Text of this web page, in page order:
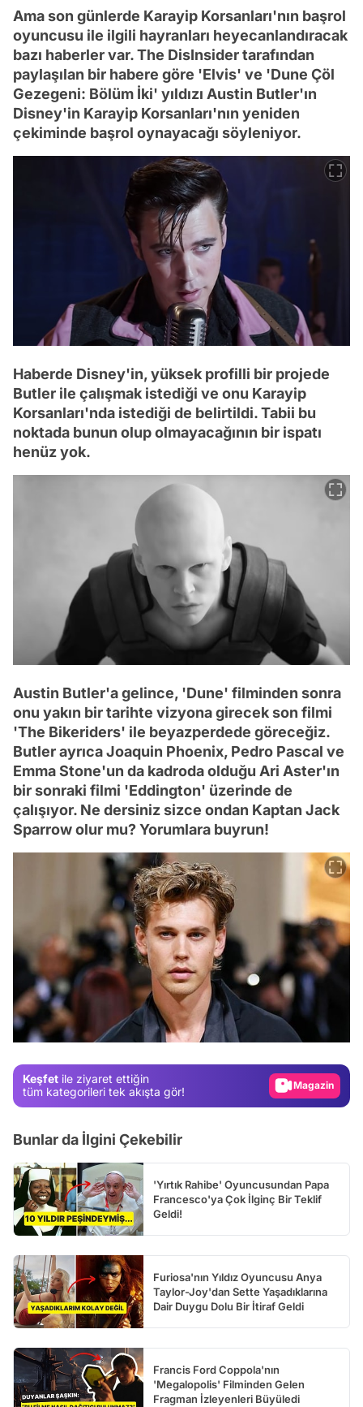
Ama son günlerde Karayip Korsanları'nın başrol
oyuncusu ile ilgili hayranları heyecanlandıracak
bazı haberler var. The DisInsider tarafından
paylaşılan bir habere göre 'Elvis' ve 'Dune Çöl
Gezegeni: Bölüm İki' yıldızı Austin Butler'ın
Disney'in Karayip Korsanları'nın yeniden
çekiminde başrol oynayacağı söyleniyor.
Haberde Disney'in, yüksek profilli bir projede
Butler ile çalışmak istediği ve onu Karayip
Korsanları'nda istediği de belirtildi. Tabii bu
noktada bunun olup olmayacağının bir ispatı
henüz yok.
Austin Butler'a gelince, 'Dune' filminden sonra
onu yakın bir tarihte vizyona girecek son filmi
'The Bikeriders' ile beyazperdede göreceğiz.
Butler ayrıca Joaquin Phoenix, Pedro Pascal ve
Emma Stone'un da kadroda olduğu Ari Aster'ın
bir sonraki filmi 'Eddington' üzerinde de
çalışıyor. Ne dersiniz sizce ondan Kaptan Jack
Sparrow olur mu? Yorumlara buyrun!
Keşfet ile ziyaret ettiğin
tüm kategorileri tek akışta gör!
Magazin
Bunlar da İlgini Çekebilir
'Yırtık Rahibe' Oyuncusundan Papa
Francesco'ya Çok İlginç Bir Teklif
Geldi!
Furiosa'nın Yıldız Oyuncusu Anya
Taylor-Joy'dan Sette Yaşadıklarına
Dair Duygu Dolu Bir İtiraf Geldi
Francis Ford Coppola'nın
'Megalopolis' Filminden Gelen
Fragman İzleyenleri Büyüledi